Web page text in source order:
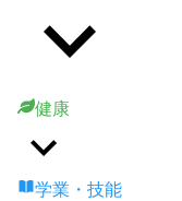
健康
学業・技能